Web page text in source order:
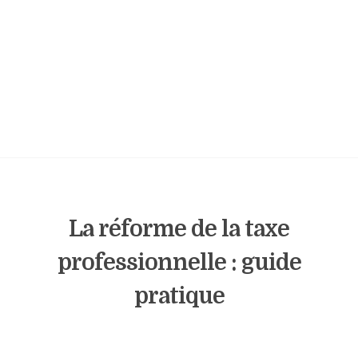
La réforme de la taxe
professionnelle : guide
pratique